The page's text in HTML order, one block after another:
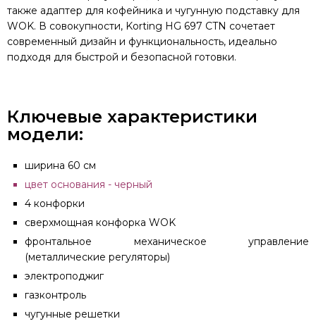
также адаптер для кофейника и чугунную подставку для
WOK. В совокупности, Korting HG 697 CTN сочетает
современный дизайн и функциональность, идеально
подходя для быстрой и безопасной готовки.
Ключевые характеристики
модели:
ширина 60 см
цвет основания - черный
4 конфорки
сверхмощная конфорка WOK
фронтальное механическое управление
(металлические регуляторы)
электроподжиг
газконтроль
чугунные решетки